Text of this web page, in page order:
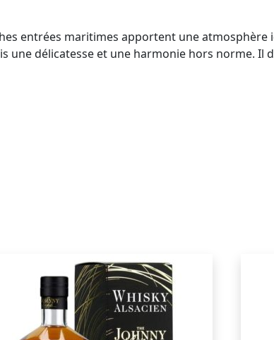
entrées maritimes apportent une atmosphère
délicatesse et une harmonie hors norme. Il